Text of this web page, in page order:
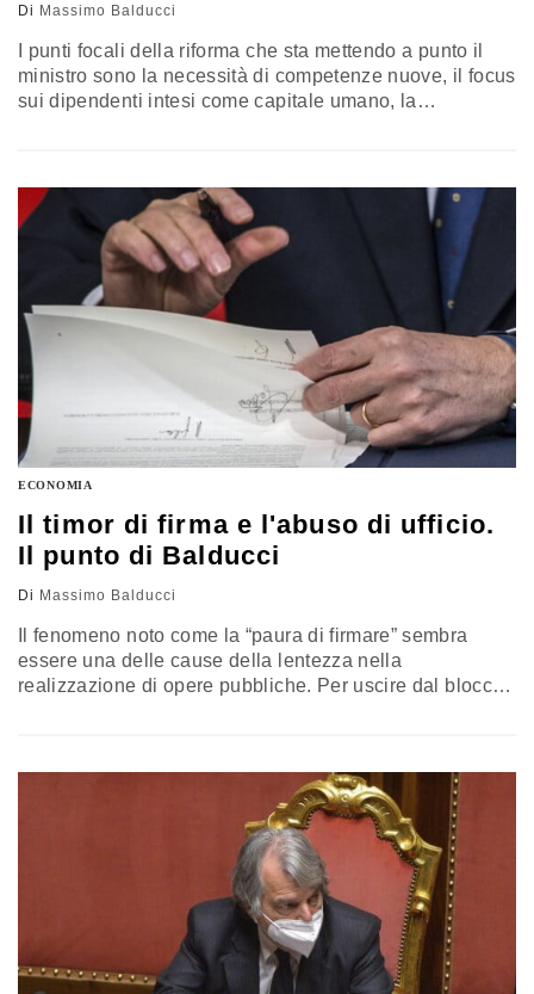
Di Massimo Balducci
I punti focali della riforma che sta mettendo a punto il
ministro sono la necessità di competenze nuove, il focus
sui dipendenti intesi come capitale umano, la
superare
ECONOMIA
Il timor di firma e l'abuso di ufficio.
Il punto di Balducci
Di Massimo Balducci
Il fenomeno noto come la “paura di firmare” sembra
essere una delle cause della lentezza nella
realizzazione di opere pubbliche. Per uscire dal blocco,